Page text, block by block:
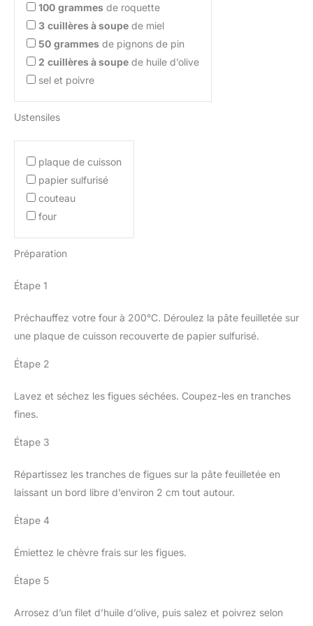
100 grammes de roquette
3 cuillères à soupe de miel
50 grammes de pignons de pin
2 cuillères à soupe de huile d’olive
sel et poivre
Ustensiles
plaque de cuisson
papier sulfurisé
couteau
four
Préparation
Étape 1
Préchauffez votre four à 200°C. Déroulez la pâte feuilletée sur
une plaque de cuisson recouverte de papier sulfurisé.
Étape 2
Lavez et séchez les figues séchées. Coupez-les en tranches
fines.
Étape 3
Répartissez les tranches de figues sur la pâte feuilletée en
laissant un bord libre d’environ 2 cm tout autour.
Étape 4
Émiettez le chèvre frais sur les figues.
Étape 5
Arrosez d’un filet d’huile d’olive, puis salez et poivrez selon